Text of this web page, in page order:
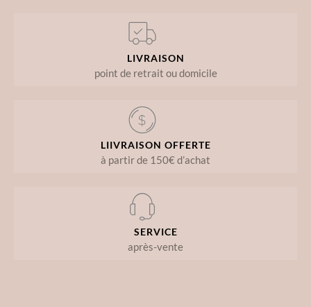
LIVRAISON
point de retrait ou domicile
LIIVRAISON OFFERTE
à partir de 150€ d’achat
SERVICE
après-vente